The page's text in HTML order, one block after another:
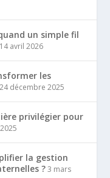
un simple fil
14 avril 2026
les
24 décembre 2025
privilégier pour
la gestion
? 3 mars